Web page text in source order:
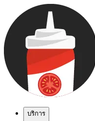
บริการ